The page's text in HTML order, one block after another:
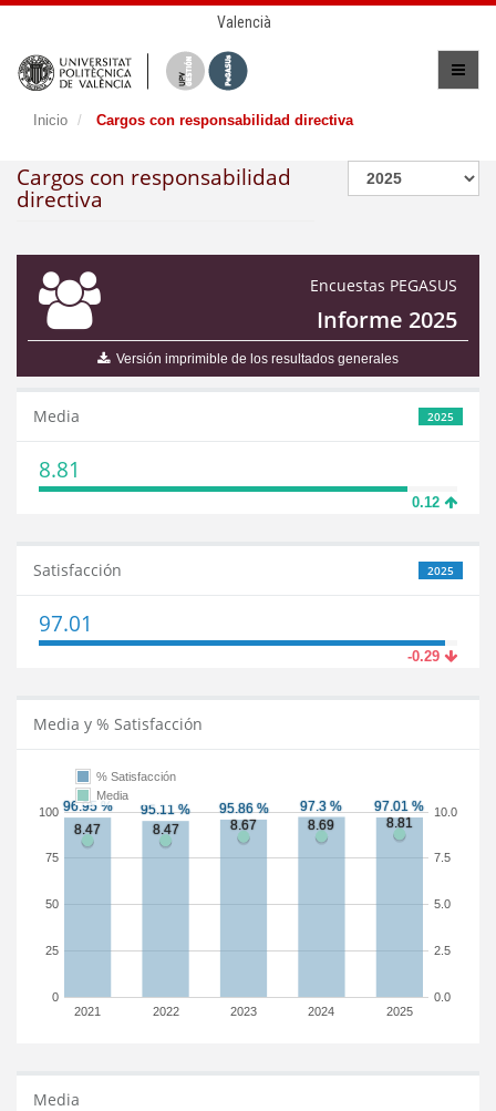
Valencià
Inicio Cargos con responsabilidad directiva
Cargos con responsabilidad
directiva
Encuestas PEGASUS
Informe 2025
Versión imprimible de los resultados generales
2025
Media
8.81
0.12
2025
Satisfacción
97.01
-0.29
Media y % Satisfacción
2021 2022 2023 2024 2025
0
25
50
75
100
0.0
2.5
5.0
7.5
10.0
% Satisfacción
Media
Media